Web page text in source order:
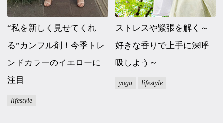
“私を新しく見せてくれ
る”カンフル剤！今季トレ
ンドカラーのイエローに
注目
lifestyle
ストレスや緊張を解く～
好きな香りで上手に深呼
吸しよう～
yoga lifestyle